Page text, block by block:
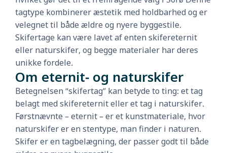
tagtype kombinerer æstetik med holdbarhed og er
velegnet til både ældre og nyere byggestile.
Skifertage kan være lavet af enten skifereternit
eller naturskifer, og begge materialer har deres
unikke fordele.
Om eternit- og naturskifer
Betegnelsen “skifertag” kan betyde to ting: et tag
belagt med skifereternit eller et tag i naturskifer.
Førstnævnte – eternit – er et kunstmateriale, hvor
naturskifer er en stentype, man finder i naturen.
Skifer er en tagbelægning, der passer godt til både